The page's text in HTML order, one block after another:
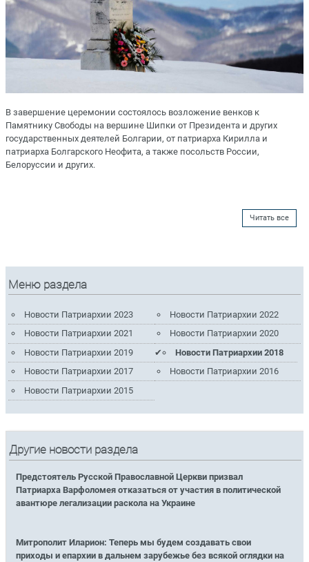
В завершение церемонии состоялось возложение венков к
Памятнику Свободы на вершине Шипки от Президента и других
государственных деятелей Болгарии, от патриарха Кирилла и
патриарха Болгарского Неофита, а также посольств России,
Белоруссии и других.
Читать все
Меню раздела
Новости Патриархии 2023
Новости Патриархии 2022
Новости Патриархии 2021
Новости Патриархии 2020
Новости Патриархии 2019
Новости Патриархии 2018
Новости Патриархии 2017
Новости Патриархии 2016
Новости Патриархии 2015
Другие новости раздела
Предстоятель Русской Православной Церкви призвал
Патриарха Варфоломея отказаться от участия в политической
авантюре легализации раскола на Украине
Митрополит Иларион: Теперь мы будем создавать свои
приходы и епархии в дальнем зарубежье без всякой оглядки на